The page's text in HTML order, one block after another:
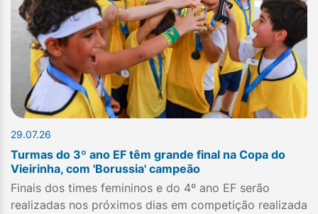
29.07.26
Turmas do 3º ano EF têm grande final na Copa do
Vieirinha, com 'Borussia' campeão
Finais dos times femininos e do 4º ano EF serão
realizadas nos próximos dias em competição realizada